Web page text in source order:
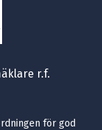
r.f.
för god